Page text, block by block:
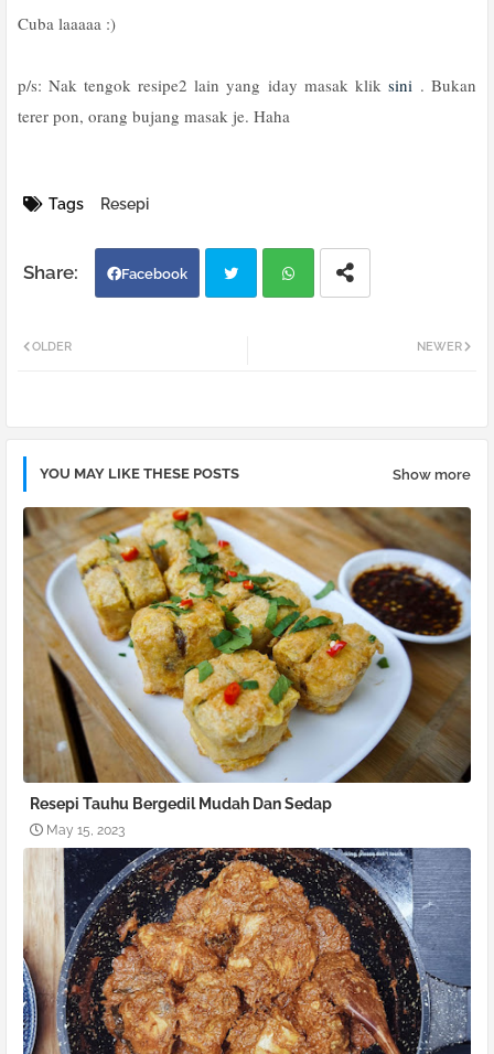
Cuba laaaaa :)
p/s: Nak tengok resipe2 lain yang iday masak klik sini. Bukan
terer pon, orang bujang masak je. Haha
Tags Resepi
Facebook
pp
NEWER
OLDER
YOU MAY LIKE THESE POSTS Show more
Resepi Tauhu Bergedil Mudah Dan Sedap
May 15, 2023